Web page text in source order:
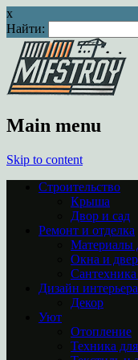
x
Найти:
Main menu
Skip to content
Строительство
Крыша
Двор и сад
Ремонт и отделка
Материалы
Окна и
Дизайн интерьера
Декор
Уют
Отопление
Техника